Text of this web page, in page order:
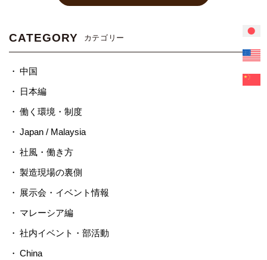
CATEGORY カテゴリー
中国
日本編
働く環境・制度
Japan / Malaysia
社風・働き方
製造現場の裏側
展示会・イベント情報
マレーシア編
社内イベント・部活動
China